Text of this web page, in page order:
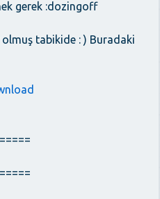
gerek :dozingoff
tabikide : ) Buradaki